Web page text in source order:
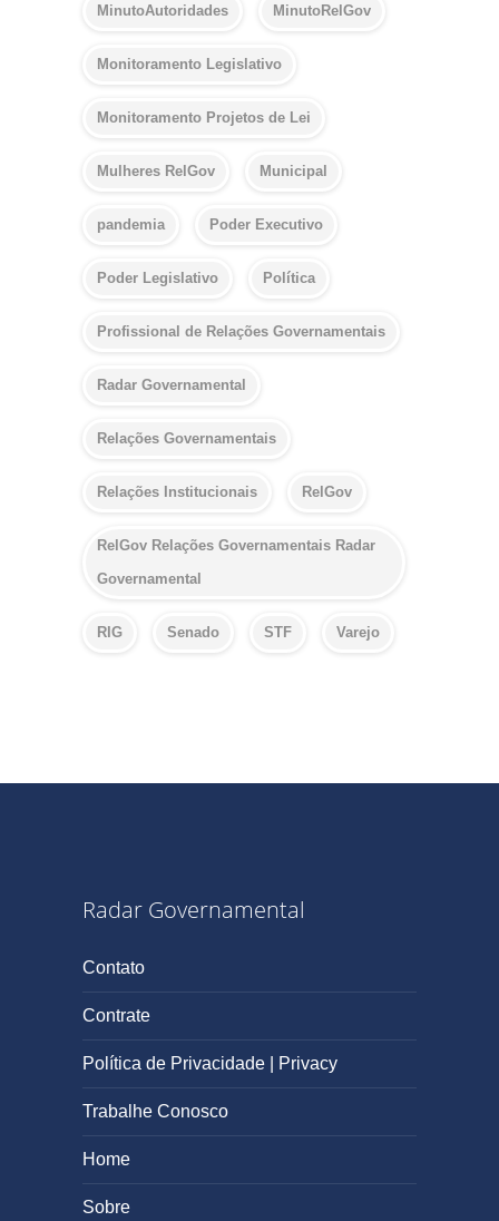
MinutoAutoridades MinutoRelGov
Monitoramento Legislativo
Monitoramento Projetos de Lei
Mulheres RelGov Municipal
pandemia Poder Executivo
Poder Legislativo Política
Profissional de Relações Governamentais
Radar Governamental
Relações Governamentais
Relações Institucionais RelGov
RelGov Relações Governamentais Radar
Governamental
RIG Senado STF Varejo
Radar Governamental
Contato
Contrate
Política de Privacidade | Privacy
Trabalhe Conosco
Home
Sobre